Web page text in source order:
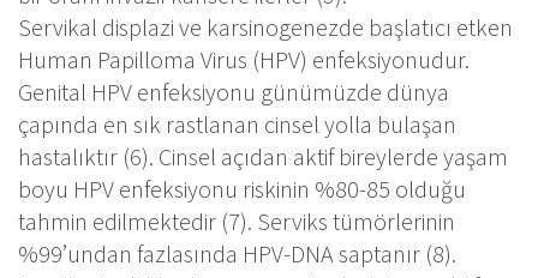
Servikal displazi ve karsinogenezde başlatıcı etken
Human Papilloma Virus (HPV) enfeksiyonudur.
Genital HPV enfeksiyonu günümüzde dünya
çapında en sık rastlanan cinsel yolla bulaşan
hastalıktır (6). Cinsel açıdan aktif bireylerde yaşam
boyu HPV enfeksiyonu riskinin %80-85 olduğu
tahmin edilmektedir (7). Serviks tümörlerinin
%99’undan fazlasında HPV-DNA saptanır (8).